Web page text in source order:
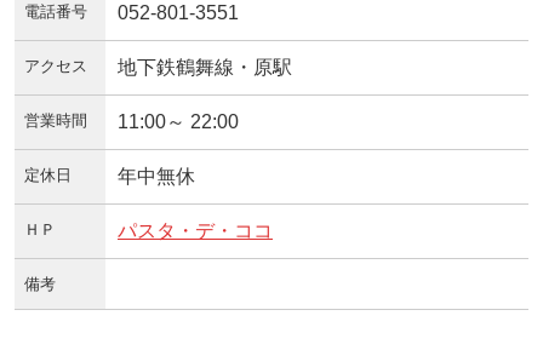
電話番号 052-801-3551
アクセス 地下鉄鶴舞線・原駅
営業時間 11:00～ 22:00
定休日 年中無休
ＨＰ パスタ・デ・ココ
備考